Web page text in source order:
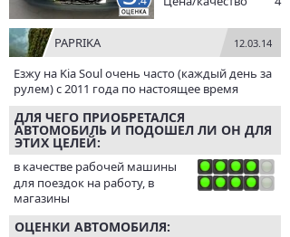
PAPRIKA 12.03.14
Езжу на Kia Soul очень часто (каждый день за
рулем) с 2011 года по настоящее время
ДЛЯ ЧЕГО ПРИОБРЕТАЛСЯ
АВТОМОБИЛЬ И ПОДОШЕЛ ЛИ ОН ДЛЯ
ЭТИХ ЦЕЛЕЙ:
в качестве рабочей машины
для поездок на работу, в
магазины
ОЦЕНКИ АВТОМОБИЛЯ: